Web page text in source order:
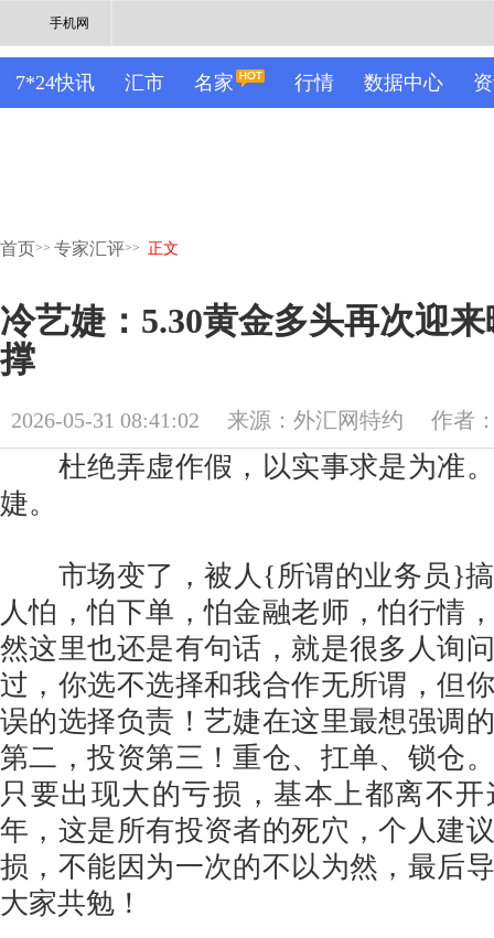
手机网
7*24快讯 汇市 名家 行情 数据中心
首页>> 专家汇评>> 正文
冷艺婕：5.30黄金多头再次迎
撑
2026-05-31 08:41:02 来源：外汇网特约 作者
杜绝弄虚作假，以实事求是为准。
婕。
市场变了，被人{所谓的业务员}搞
人怕，怕下单，怕金融老师，怕行情
然这里也还是有句话，就是很多人询
过，你选不选择和我合作无所谓，但
误的选择负责！艺婕在这里最想强调
第二，投资第三！重仓、扛单、锁仓
只要出现大的亏损，基本上都离不
年，这是所有投资者的死穴，个人建
损，不能因为一次的不以为然，最后
大家共勉！